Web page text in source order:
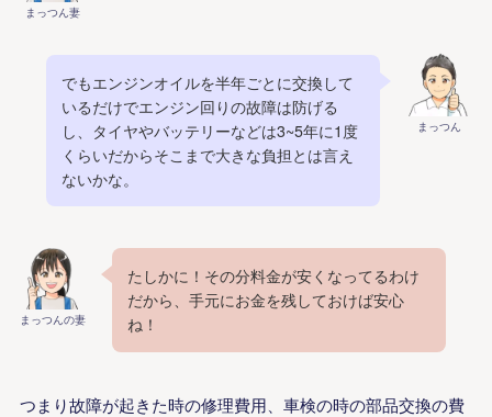
まっつん妻
まっつん
でもエンジンオイルを半年ごとに交換して
いるだけでエンジン回りの故障は防げる
し、タイヤやバッテリーなどは3~5年に1度
くらいだからそこまで大きな負担とは言え
ないかな。
まっつんの妻
たしかに！その分料金が安くなってるわけ
だから、手元にお金を残しておけば安心
ね！
つまり故障が起きた時の修理費用、車検の時の部品交換の費